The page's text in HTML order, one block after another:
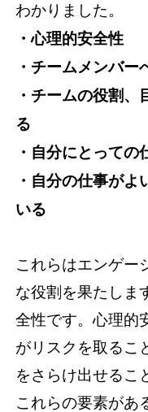
わかりました。
・心理的安全性
・チームメンバー
・チームの役割
る
・自分にとって
・自分の仕事が
いる
これらはエンゲー
な役割を果たしま
全性です。心理的
がリスクを取るこ
をさらけ出せるこ
これらの要素があ